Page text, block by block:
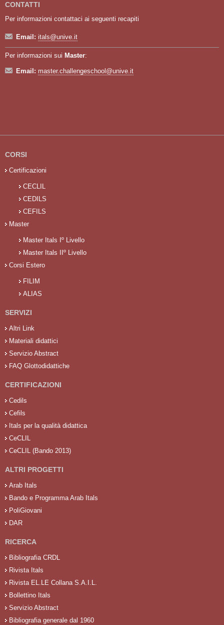
CONTATTI
Per informazioni contattaci ai seguenti recapiti
Email: itals@unive.it
Per informazioni sui Master:
Email: master.challengeschool@unive.it
CORSI
Certificazioni
CECLIL
CEDILS
CEFILS
Master
Master Itals Iº Livello
Master Itals IIº Livello
Corsi Estero
FILIM
ALIAS
SERVIZI
Altri Link
Materiali didattici
Servizio Abstract
FAQ Glottodidattiche
CERTIFICAZIONI
Cedils
Cefils
Itals per la qualità didattica
CeCLIL
CeCLIL (Bando 2013)
ALTRI PROGETTI
Arab Itals
Bando e Programma Arab Itals
PoliGiovani
DAR
RICERCA
Bibliografia CRDL
Rivista Itals
Rivista EL.LE Collana S.A.I.L.
Bollettino Itals
Servizio Abstract
Bibliografia generale dal 1960